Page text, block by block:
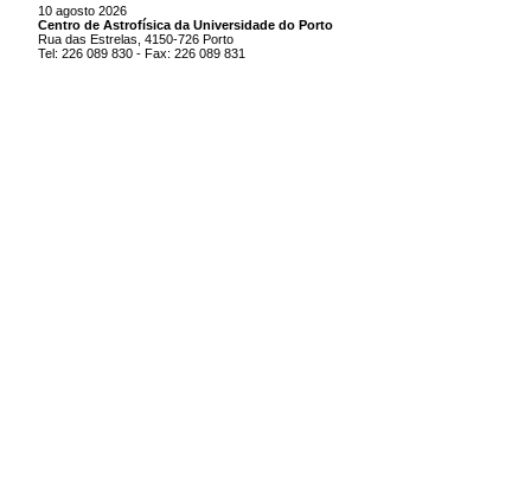
10 agosto 2026
Centro de Astrofísica da Universidade do Porto
Rua das Estrelas, 4150-726 Porto
Tel: 226 089 830 - Fax: 226 089 831